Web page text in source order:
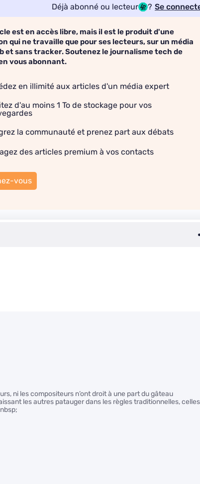
Déjà abonné ou lecteur ? Se
est en accès libre, mais il est le produit d'une
qui ne travaille que pour ses lecteurs, sur un média
et sans tracker. Soutenez le journalisme tech de
vous abonnant.
en illimité aux articles d'un média expert
d'au moins 1 To de stockage pour vos
la communauté et prenez part aux débats
des articles premium à vos contacts
vous
ni les compositeurs n’ont droit à une part du gâteau
les autres patauger dans les règles traditionnelles, celles